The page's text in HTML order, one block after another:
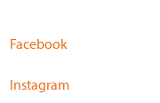
Facebook
Instagram